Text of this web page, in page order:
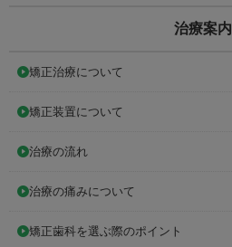
治療案内
矯正治療について
矯正装置について
治療の流れ
治療の痛みについて
矯正歯科を選ぶ際のポイント